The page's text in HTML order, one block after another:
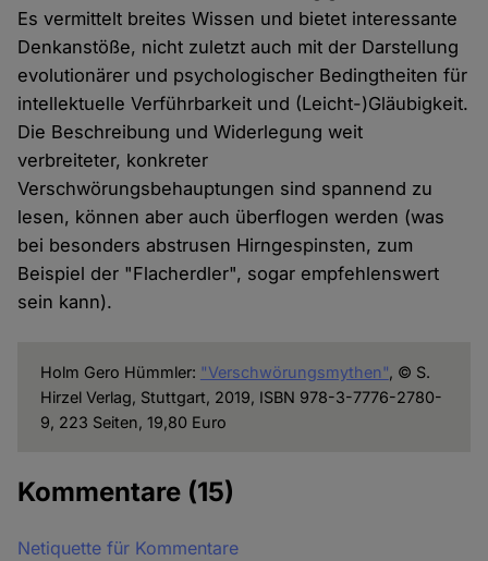
Es vermittelt breites Wissen und bietet interessante
Denkanstöße, nicht zuletzt auch mit der Darstellung
evolutionärer und psychologischer Bedingtheiten für
intellektuelle Verführbarkeit und (Leicht-)Gläubigkeit.
Die Beschreibung und Widerlegung weit
verbreiteter, konkreter
Verschwörungsbehauptungen sind spannend zu
lesen, können aber auch überflogen werden (was
bei besonders abstrusen Hirngespinsten, zum
Beispiel der "Flacherdler", sogar empfehlenswert
sein kann).
Holm Gero Hümmler: "Verschwörungsmythen", © S.
Hirzel Verlag, Stuttgart, 2019, ISBN 978-3-7776-2780-
9, 223 Seiten, 19,80 Euro
Kommentare (15)
Netiquette für Kommentare